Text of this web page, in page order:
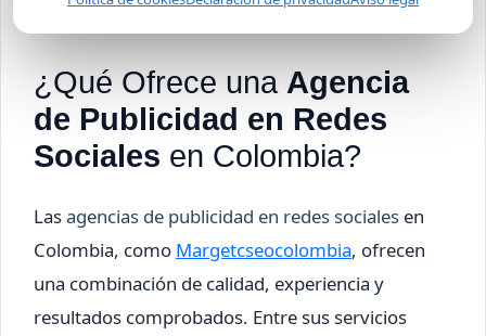
¿Qué Ofrece una Agencia
de Publicidad en Redes
Sociales en Colombia?
Lasagencias de publicidad en redes sociales en
Colombia, como Margetcseocolombia, ofrecen
una combinación de calidad, experiencia y
resultados comprobados. Entre sus servicios